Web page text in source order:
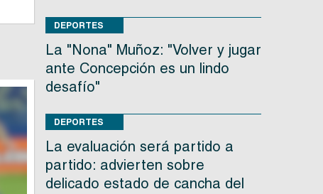
DEPORTES
La "Nona" Muñoz: "Volver y jugar
ante Concepción es un lindo
desafío"
DEPORTES
La evaluación será partido a
partido: advierten sobre
delicado estado de cancha del